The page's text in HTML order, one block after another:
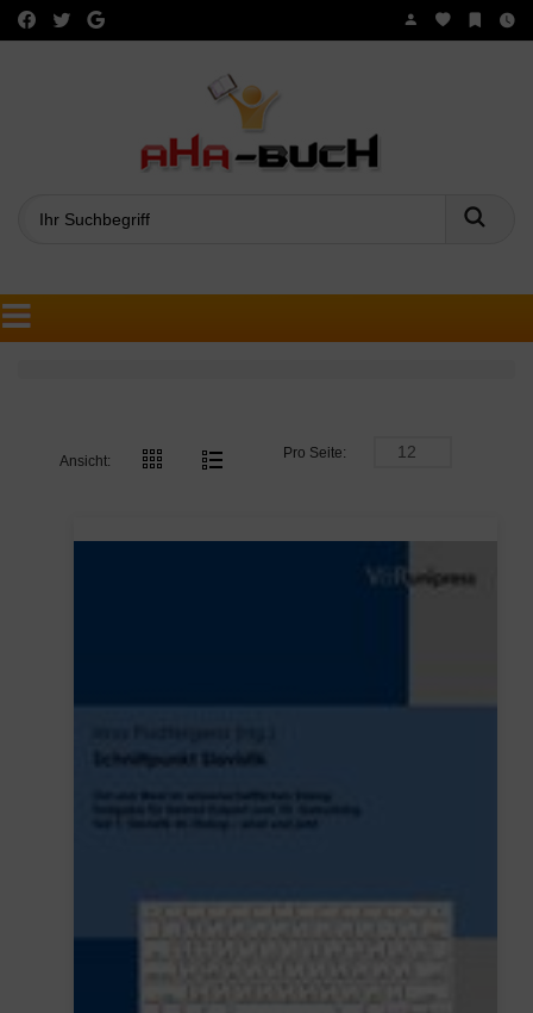
Ansicht:
Pro Seite: